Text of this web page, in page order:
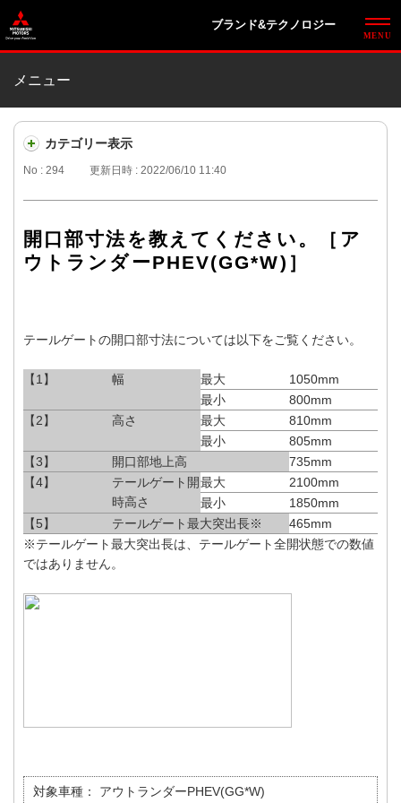
ブランド&テクノロジー
メニュー
カテゴリー表示
No : 294 更新日時 : 2022/06/10 11:40
開口部寸法を教えてください。［ア
ウトランダーPHEV(GG*W)］
テールゲートの開口部寸法については以下をご覧ください。
【1】 幅 最大
1050mm
最小
800mm
【2】
高さ 最大
810mm
最小
805mm
【3】
開口部地上高
735mm
【4】
テールゲート開
時高さ
最大
2100mm
最小
1850mm
【5】
テールゲート最大突出長※
465mm
※テールゲート最大突出長は、テールゲート全開状態での数値
ではありません。
対象車種： アウトランダーPHEV(GG*W)